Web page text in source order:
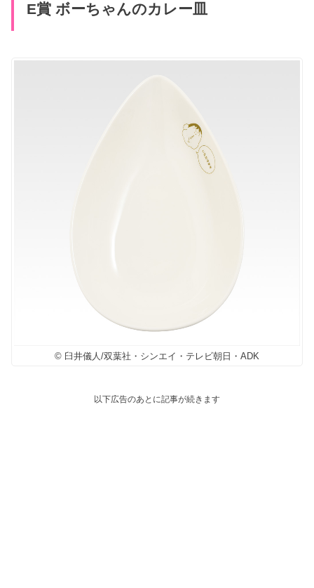
E賞 ボーちゃんのカレー皿
© 臼井儀人/双葉社・シンエイ・テレビ朝日・ADK
以下広告のあとに記事が続きます